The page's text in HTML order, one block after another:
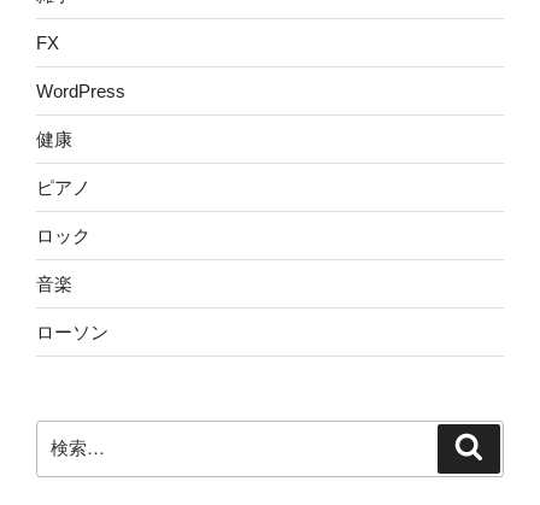
FX
WordPress
健康
ピアノ
ロック
音楽
ローソン
索: